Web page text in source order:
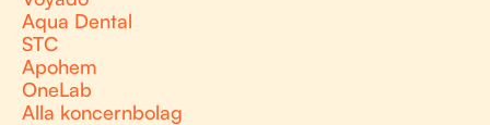
Aqua Dental
STC
Apohem
OneLab
Alla koncernbolag